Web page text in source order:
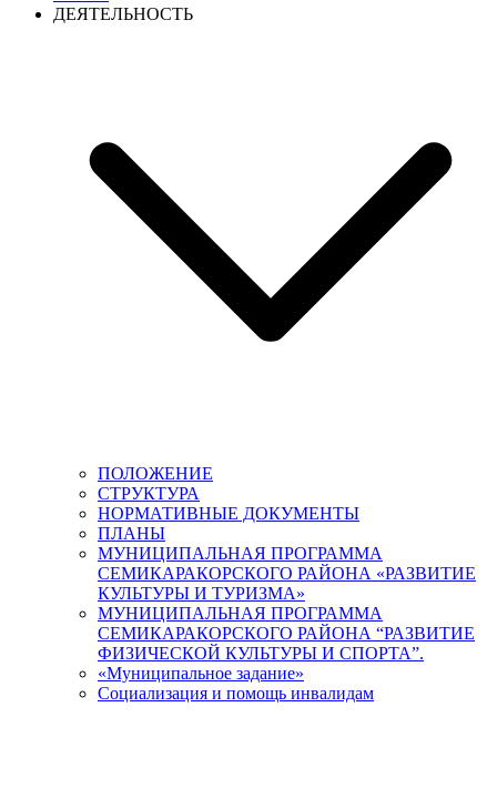
ДЕЯТЕЛЬНОСТЬ
ПОЛОЖЕНИЕ
СТРУКТУРА
НОРМАТИВНЫЕ ДОКУМЕНТЫ
ПЛАНЫ
МУНИЦИПАЛЬНАЯ ПРОГРАММА
СЕМИКАРАКОРСКОГО РАЙОНА «РАЗВИТИЕ
КУЛЬТУРЫ И ТУРИЗМА»
МУНИЦИПАЛЬНАЯ ПРОГРАММА
СЕМИКАРАКОРСКОГО РАЙОНА “РАЗВИТИЕ
ФИЗИЧЕСКОЙ КУЛЬТУРЫ И СПОРТА”.
«Муниципальное задание»
Социализация и помощь инвалидам